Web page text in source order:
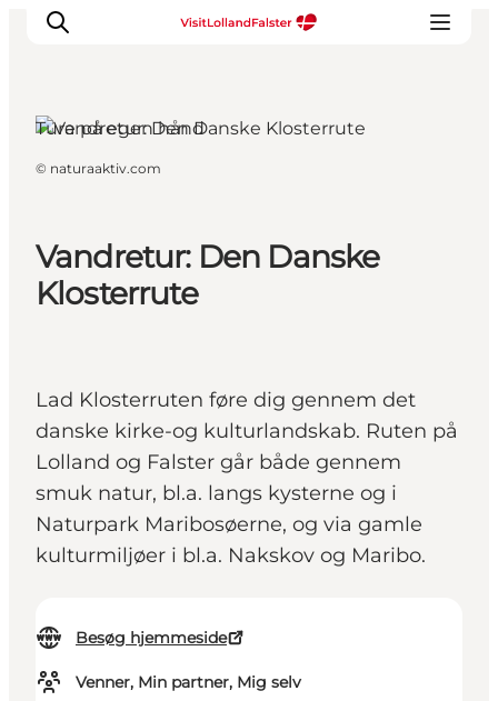
For børn
Kultur
Gastronomi
Vandretur: Den Danske
Klosterrute
Lad Klosterruten føre dig gennem det
danske kirke-og kulturlandskab. Ruten på
Lolland og Falster går både gennem
smuk natur, bl.a. langs kysterne og i
Naturpark Maribosøerne, og via gamle
kulturmiljøer i bl.a. Nakskov og Maribo.
Besøg hjemmeside
Venner, Min partner, Mig selv
Ture på egen hånd
© naturaaktiv.com